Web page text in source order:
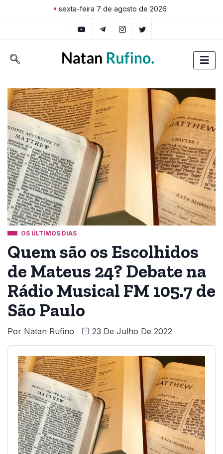
sexta-feira 7 de agosto de 2026
OS ÚLTIMOS DIAS
Quem são os Escolhidos
de Mateus 24? Debate na
Rádio Musical FM 105.7 de
São Paulo
Por Natan Rufino 23 De Julho De 2022
Audio
Player